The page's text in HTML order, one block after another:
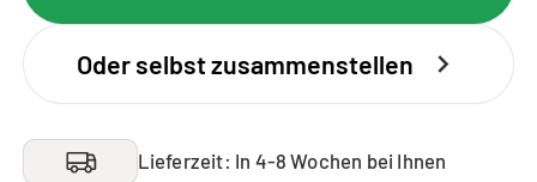
Oder selbst zusammenstellen
Lieferzeit: In 4-8 Wochen bei Ihnen